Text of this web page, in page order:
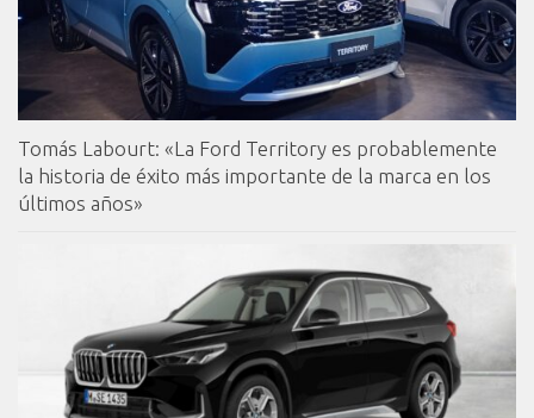
Tomás Labourt: «La Ford Territory es probablemente
la historia de éxito más importante de la marca en los
últimos años»